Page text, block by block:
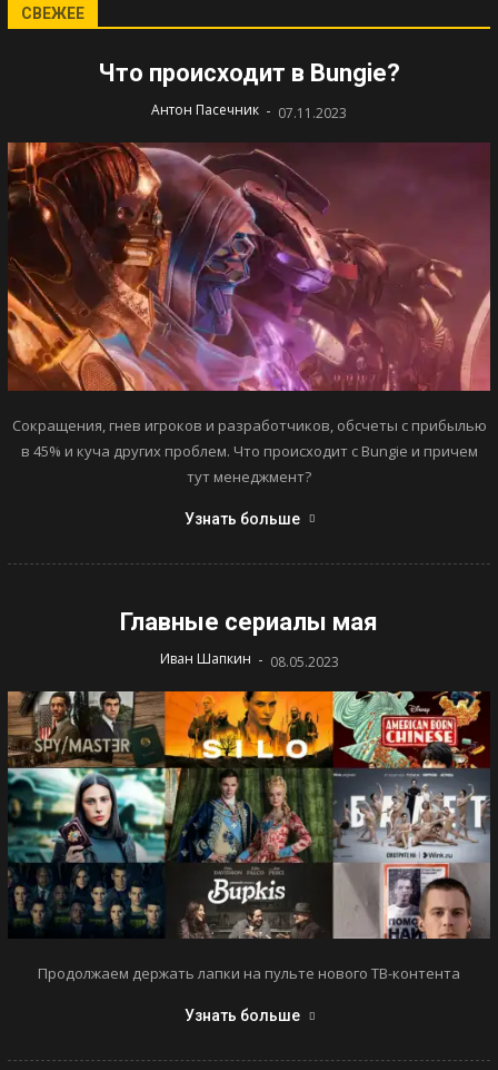
СВЕЖЕЕ
Что происходит в Bungie?
Антон Пасечник - 07.11.2023
Сокращения, гнев игроков и разработчиков, обсчеты с прибылью
в 45% и куча других проблем. Что происходит с Bungie и причем
тут менеджмент?
Узнать больше
Главные сериалы мая
Иван Шапкин - 08.05.2023
Продолжаем держать лапки на пульте нового ТВ-контента
Узнать больше